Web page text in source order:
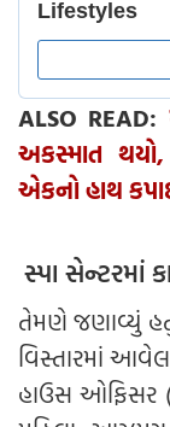
ALSO READ:
અકસ્માત
એકનો હાથ
સ્પા સેન્ટરમાં
તેમણે જણાવ્યું
વિસ્તારમાં
હાઉસ ઓફિસર